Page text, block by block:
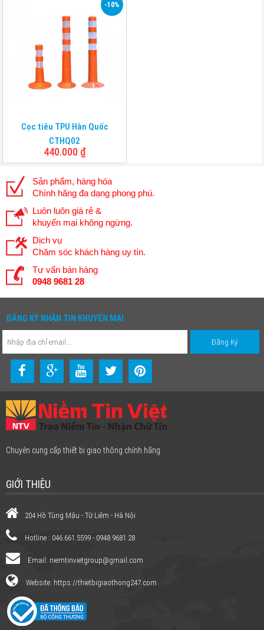
-10%
Cọc tiêu TPU Hàn Quốc
CTHQ02
440.000₫
Sản phẩm, hàng hóa
Chính hãng đa dạng phong phú.
Luôn luôn giá rẻ &
khuyến mại không ngừng.
Dịch vụ
Chăm sóc khách hàng uy tín.
Tư vấn bán hàng
0948 9681 28
ĐĂNG KÝ NHẬN TIN KHUYẾN MẠI
Chuyên cung cấp thiết bị giao thông chính hãng
GIỚI THIỆU
204 Hồ Tùng Mậu - Từ Liêm - Hà Nội
Hotline : 046.661.5599 - 0948 9681 28
Email: niemtinvietgroup@gmail.com
Website: https://thietbigiaothong247.com